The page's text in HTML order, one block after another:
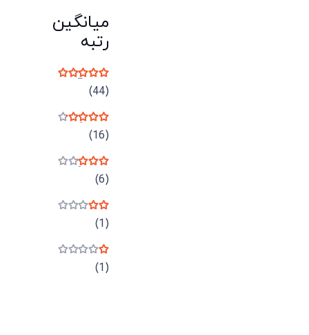
میانگین
رتبه
نمره
(44)
نمره(16)
نمره(6)
نمره(1)
نمره(1)